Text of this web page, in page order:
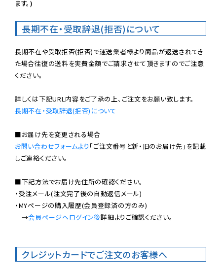
ます。)
長期不在・受取辞退(拒否)について
長期不在や受取拒否(拒否)で運送業者様より商品が返送されてき
た場合往復の送料を実費金額でご請求させて頂きますのでご注意
ください。
長期不在・受取辞退(拒否)について
お問い合わせフォームより 「ご注文番号と新・旧のお届け先」を記載
しご連絡ください。
■下記方法でお届け先住所の確認ください。
・受注メール(注文完了後の自動返信メール)
・MYページの購入履歴(会員登録済の方のみ)
→会員ページへログイン後詳細よりご確認ください。
クレジットカードでご注文のお客様へ